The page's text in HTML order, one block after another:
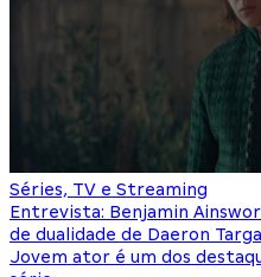
Séries, TV e Streaming
Entrevista: Benjamin
de dualidade de Daeron
Jovem ator é um dos